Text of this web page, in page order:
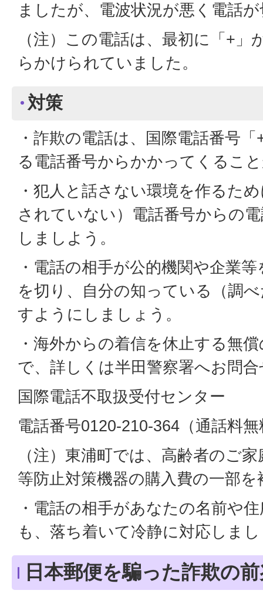
ましたが、電波状況が悪く電話
（注）この電話は、最初に「+」
らかけられていました。
対策
・詐欺の電話は、国際電話番号
る電話番号からかかってくるこ
・犯人と話さない環境を作るた
されていない）電話番号からの
しましよう。
・電話の相手が公的機関や企業
を切り、自分の知っている（調
すようにしましょう。
・海外からの着信を休止する無
で、詳しくは半田警察署へお問
国際電話不取扱受付センター
電話番号0120-210-364（通話料無
（注）東浦町では、高齢者のご
等防止対策機器の購入費の一部
・電話の相手があなたの名前や
も、落ち着いて冷静に対応しま
日本郵便を騙った詐欺の